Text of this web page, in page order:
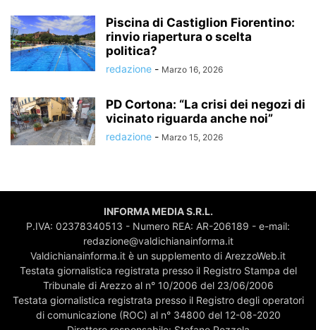
Piscina di Castiglion Fiorentino:
rinvio riapertura o scelta
politica?
redazione - Marzo 16, 2026
PD Cortona: “La crisi dei negozi di
vicinato riguarda anche noi”
redazione - Marzo 15, 2026
INFORMA MEDIA S.R.L.
P.IVA: 02378340513 - Numero REA: AR-206189 - e-mail:
redazione@valdichianainforma.it
Valdichianainforma.it è un supplemento di ArezzoWeb.it
Testata giornalistica registrata presso il Registro Stampa del
Tribunale di Arezzo al n° 10/2006 del 23/06/2006
Testata giornalistica registrata presso il Registro degli operatori
di comunicazione (ROC) al n° 34800 del 12-08-2020